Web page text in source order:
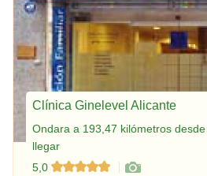
Clínica Ginelevel Alicante
Ondara a 193,47 kilómetros
llegar
5,0